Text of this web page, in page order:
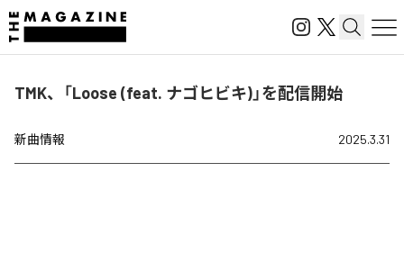
TMK、「Loose (feat. ナゴヒビキ)」を配信開始
新曲情報 2025.3.31